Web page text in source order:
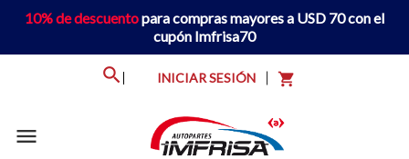
10% de descuentopara compras mayores a USD 70 con el
cupón Imfrisa70
INICIAR SESIÓN shopping_cart
menu